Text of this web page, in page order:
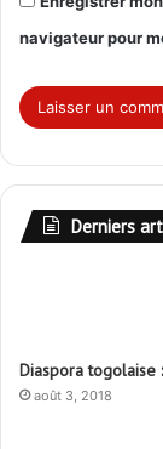
navigateur pour
Derniers
Diaspora togolaise
août 3, 2018